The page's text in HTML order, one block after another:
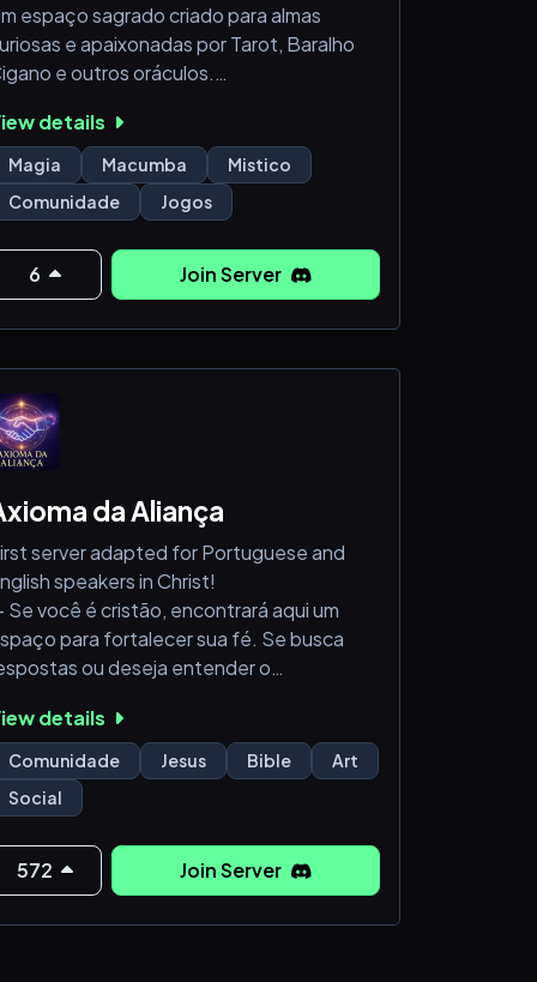
espaço sagrado criado para almas
e apaixonadas por Tarot, Baralho
e outros oráculos.
cartas, compartilhamos experiências,
leituras intuitivas e celebramos a
do autoconhecimento.
Entre, conecte-se, descubra…
Permita que a energia deste lugar guie você
mistérios da sua jornada.
se a n&oac
details
Magia Macumba
Mistico
Comunidade
Jogos
6 Join Server
da Aliança
server adapted for Portuguese and
speakers in Christ!
Se você é cristão, encontrará aqui um
para fortalecer sua fé. Se busca
ou deseja entender o
receber você com respeito. Dedicados
acolher corações sedentos por
comunhão e crescimento
caminhamos juntos na jornada de
fundamentados na
details
Comunidade Jesus Bible
Art
Social
572 Join Server